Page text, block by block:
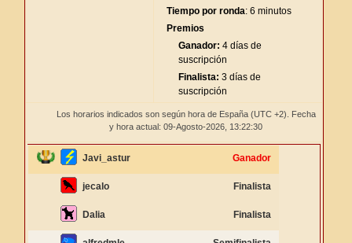
Tiempo por ronda: 6 minutos
Premios
Ganador: 4 días de
suscripción
Finalista: 3 días de
suscripción
Los horarios indicados son según hora de España (UTC +2). Fecha
y hora actual: 09-Agosto-2026, 13:22:30
Javi_astur Ganador
jecalo Finalista
Dalia Finalista